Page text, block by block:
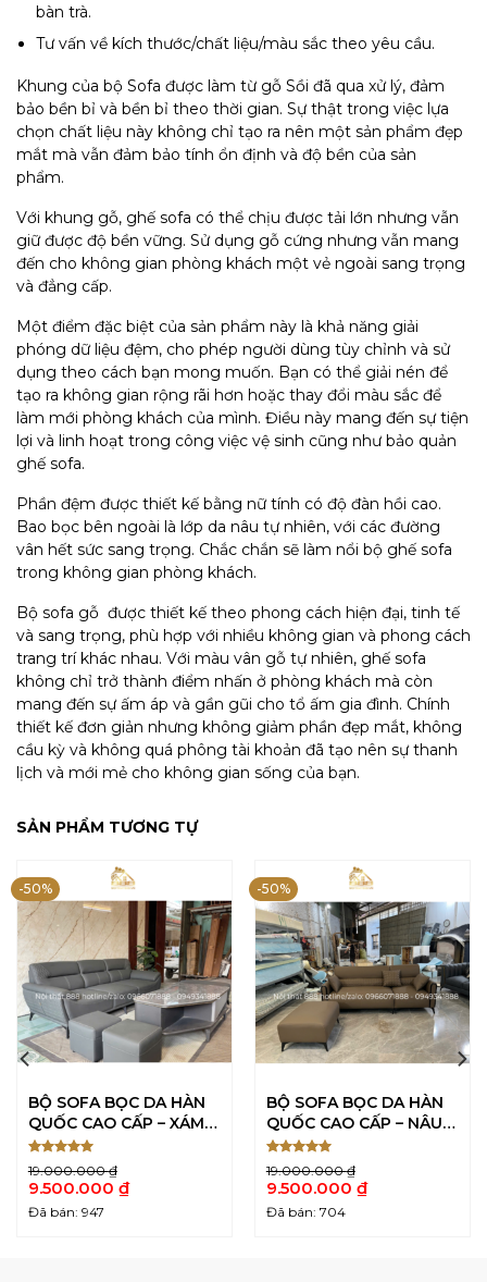
bàn trà.
Tư vấn về kích thước/chất liệu/màu sắc theo yêu cầu.
Khung của bộ Sofa được làm từ gỗ Sồi đã qua xử lý, đảm
bảo bền bỉ và bền bỉ theo thời gian. Sự thật trong việc lựa
chọn chất liệu này không chỉ tạo ra nên một sản phẩm đẹp
mắt mà vẫn đảm bảo tính ổn định và độ bền của sản
phẩm.
Với khung gỗ, ghế sofa có thể chịu được tải lớn nhưng vẫn
giữ được độ bền vững. Sử dụng gỗ cứng nhưng vẫn mang
đến cho không gian phòng khách một vẻ ngoài sang trọng
và đẳng cấp.
Một điểm đặc biệt của sản phẩm này là khả năng giải
phóng dữ liệu đệm, cho phép người dùng tùy chỉnh và sử
dụng theo cách bạn mong muốn. Bạn có thể giải nén để
tạo ra không gian rộng rãi hơn hoặc thay đổi màu sắc để
làm mới phòng khách của mình. Điều này mang đến sự tiện
lợi và linh hoạt trong công việc vệ sinh cũng như bảo quản
ghế sofa.
Phần đệm được thiết kế bằng nữ tính có độ đàn hồi cao.
Bao bọc bên ngoài là lớp da nâu tự nhiên, với các đường
vân hết sức sang trọng. Chắc chắn sẽ làm nổi bộ ghế sofa
trong không gian phòng khách.
Bộ sofa gỗ được thiết kế theo phong cách hiện đại, tinh tế
và sang trọng, phù hợp với nhiều không gian và phong cách
trang trí khác nhau. Với màu vân gỗ tự nhiên, ghế sofa
không chỉ trở thành điểm nhấn ở phòng khách mà còn
mang đến sự ấm áp và gần gũi cho tổ ấm gia đình. Chính
thiết kế đơn giản nhưng không giảm phần đẹp mắt, không
cầu kỳ và không quá phông tài khoản đã tạo nên sự thanh
lịch và mới mẻ cho không gian sống của bạn.
SẢN PHẨM TƯƠNG TỰ
-50%
BỘ SOFA BỌC DA HÀN
QUỐC CAO CẤP – XÁM
GHI
Được xếp
hạng55
sao
19.000.000₫
Giá
gốc
là:
9.500.000 ₫
Giá
hiện
Đã bán: 947
-50%
BỘ SOFA BỌC DA HÀN
QUỐC CAO CẤP – NÂU
ĐẬM
Được xếp
hạng55
sao
19.000.000₫
Giá
gốc
là:
9.500.000 ₫
Giá
hiện
Đã bán: 704